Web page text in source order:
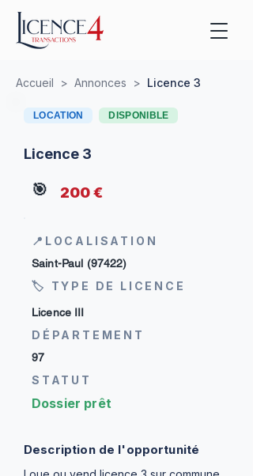
Accueil > Annonces > Licence 3
LOCATION DISPONIBLE
Licence 3
🎯 200 €
📍LOCALISATION
Saint-Paul (97422)
🏷 TYPE DE LICENCE
Licence III
DÉPARTEMENT
97
STATUT
Dossier prêt
Description de l'opportunité